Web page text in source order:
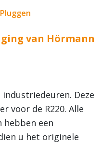
van Hörmann
Deze
voor de R220. Alle
hebben een
u het originele